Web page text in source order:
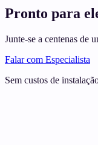
Pronto para
Junte-se a centenas de
Falar com Especialista
Sem custos de